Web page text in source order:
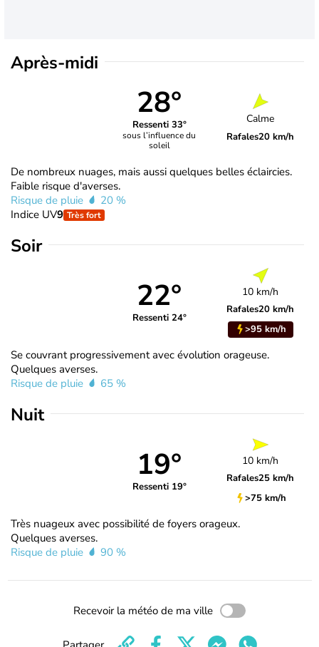
Après-midi
28°
Ressenti 33°
sous l’influence du
soleil
Calme
Rafales20 km/h
De nombreux nuages, mais aussi quelques belles éclaircies.
Faible risque d'averses.
Risque de pluie
20 %
Indice UV9 Très fort
Soir
22°
Ressenti 24°
10 km/h
Rafales20 km/h
>95 km/h
Se couvrant progressivement avec évolution orageuse.
Quelques averses.
Risque de pluie
65 %
Nuit
19°
Ressenti 19°
10 km/h
Rafales25 km/h
>75 km/h
Très nuageux avec possibilité de foyers orageux.
Quelques averses.
Risque de pluie
90 %
Recevoir la météo de ma ville